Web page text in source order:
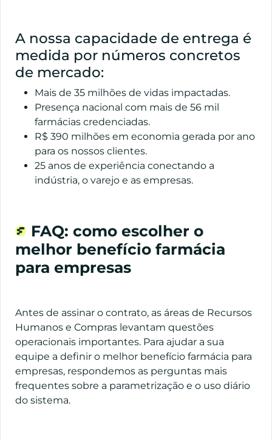
A nossa capacidade de entrega é
medida por números concretos
de mercado:
Mais de 35 milhões de vidas impactadas.
Presença nacional com mais de 56 mil
farmácias credenciadas.
R$ 390 milhões em economia gerada por ano
para os nossos clientes.
25 anos de experiência conectando a
indústria, o varejo e as empresas.
FAQ: como escolher o
melhor benefício farmácia
para empresas
Antes de assinar o contrato, as áreas de Recursos
Humanos e Compras levantam questões
operacionais importantes. Para ajudar a sua
equipe a definir o melhor benefício farmácia para
empresas, respondemos as perguntas mais
frequentes sobre a parametrização e o uso diário
do sistema.